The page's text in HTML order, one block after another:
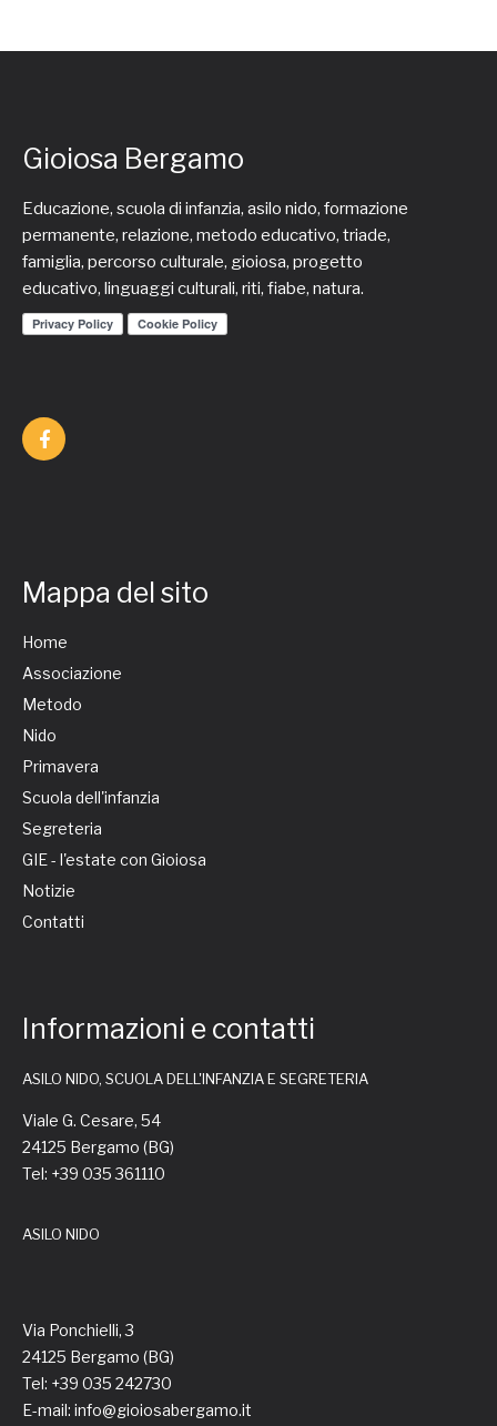
Gioiosa Bergamo
Educazione, scuola di infanzia, asilo nido, formazione
permanente, relazione, metodo educativo, triade,
famiglia, percorso culturale, gioiosa, progetto
educativo, linguaggi culturali, riti, fiabe, natura.
Mappa del sito
Home
Associazione
Metodo
Nido
Primavera
Scuola dell'infanzia
Segreteria
GIE - l'estate con Gioiosa
Notizie
Contatti
Informazioni e contatti
ASILO NIDO, SCUOLA DELL'INFANZIA E SEGRETERIA
Viale G. Cesare, 54
24125 Bergamo (BG)
Tel: +39 035 361110
ASILO NIDO
Via Ponchielli, 3
24125 Bergamo (BG)
Tel: +39 035 242730
E-mail: info@gioiosabergamo.it